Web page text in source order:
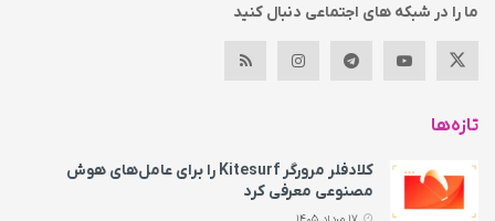
ما را در شبکه های اجتماعی دنبال کنید
تازه‌ها
کلادفلر مرورگر Kitesurf را برای عامل‌های هوش
مصنوعی معرفی کرد